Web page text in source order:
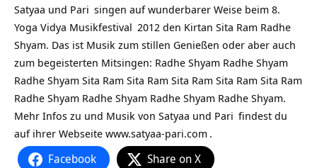
Satyaa und Pari singen auf wunderbarer Weise beim 8.
Yoga Vidya Musikfestival 2012 den Kirtan Sita Ram Radhe
Shyam. Das ist Musik zum stillen Genießen oder aber auch
zum begeisterten Mitsingen: Radhe Shyam Radhe Shyam
Radhe Shyam Sita Ram Sita Ram Sita Ram Sita Ram Sita Ram
Radhe Shyam Radhe Shyam Radhe Shyam Radhe Shyam.
Mehr Infos zu und Musik von Satyaa und Pari findest du
auf ihrer Webseite www.satyaa-pari.com .
Facebook Share on X